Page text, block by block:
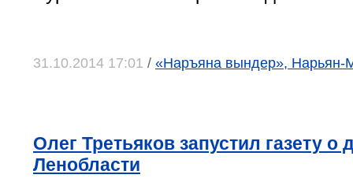
31.10.2014 17:01 / «Наръяна вындер»,
Олег Третьяков запустил газету о
Ленобласти